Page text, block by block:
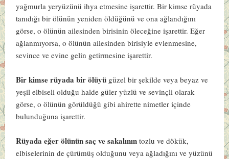
yağmurla yeryüzünü ihya etmesine işarettir. Bir kimse rüyada
tanıdığı bir ölünün yeniden öldüğünü ve ona ağlandığını
görse, o ölünün ailesinden birisinin öleceğine işarettir. Eğer
ağlanmıyorsa, o ölünün ailesinden birisiyle evlenmesine,
sevince ve evine gelin getirmesine işarettir.
Bir kimse rüyada bir ölüyü güzel bir şekilde veya beyaz ve
yeşil elbiseli olduğu halde güler yüzlü ve sevinçli olarak
görse, o ölünün görüldüğü gibi ahirette nimetler içinde
bulunduğuna işarettir.
Rüyada eğer ölünün saç ve sakalınıntozlu ve dökük,
elbiselerinin de çürümüş olduğunu veya ağladığını ve yüzünü